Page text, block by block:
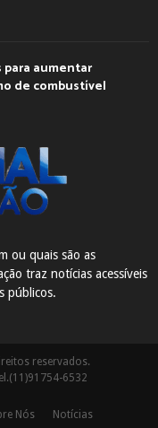
para aumentar
de combustível
ou quais são as
traz notícias acessíveis
públicos.
reservados.
6532
Nós Notícias